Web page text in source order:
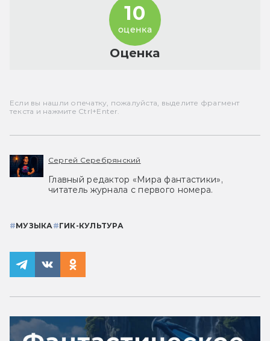
Оценка
10
оценка
Если вы нашли опечатку, пожалуйста, выделите фрагмент
текста и нажмите Ctrl+Enter.
Сергей Серебрянский
Главный редактор «Мира фантастики»,
читатель журнала с первого номера.
#МУЗЫКА #ГИК-КУЛЬТУРА